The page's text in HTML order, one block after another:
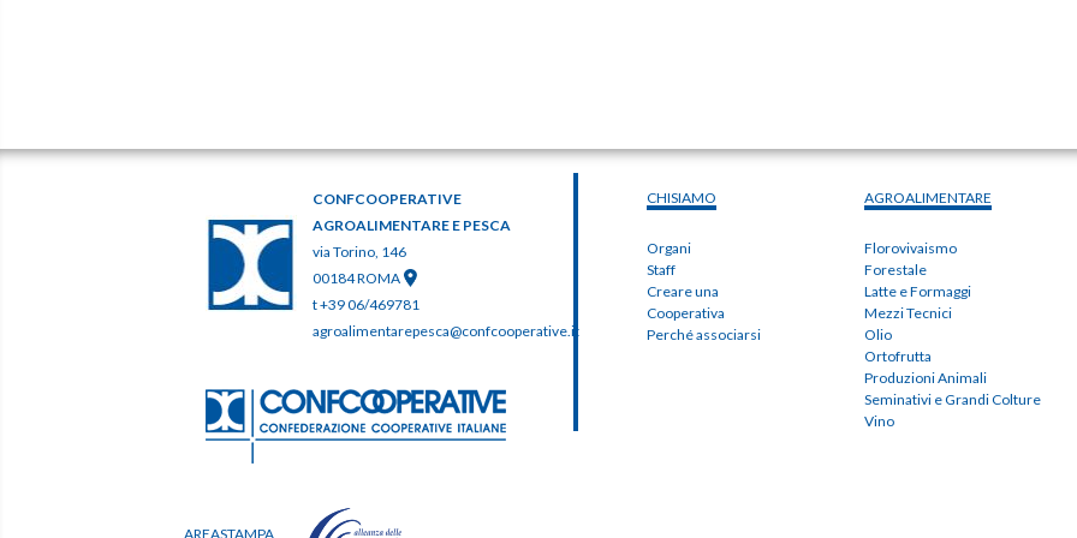
CONFCOOPERATIVE
AGROALIMENTARE E PESCA
via Torino, 146
00184 ROMA
t +39 06/469781
agroalimentarepesca@confcooperative.it
CHISIAMO
Organi
Staff
Creare una
Cooperativa
Perché associarsi
AGROALIMENTARE
Florovivaismo
Forestale
Latte e Formaggi
Mezzi Tecnici
Olio
Ortofrutta
Produzioni Animali
Seminativi e Grandi Colture
Vino
AREASTAMPA